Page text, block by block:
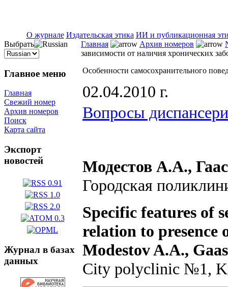
О журнале Издательская этика ИИ и публикационная
Выбрать
Главное меню
Главная
Свежий номер
Архив номеров
Поиск
Карта сайта
Экспорт
новостей
Журнал в базах
данных
Главная Архив номеров
зависимости от наличия хронических
Особенности самосохранительного
02.04.2010 г.
Вопросы
Модестов А.А.,
Городская
Specific features of
relation to presence
Modestov A.A.,
City polyclinic №1,